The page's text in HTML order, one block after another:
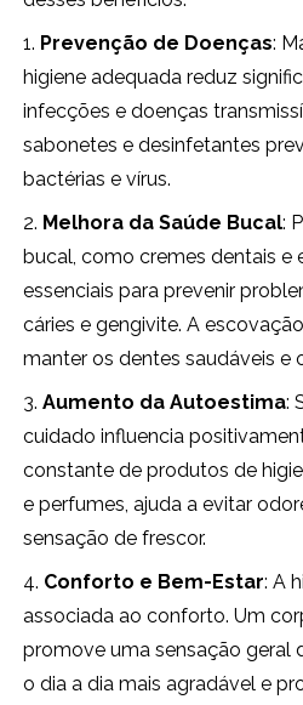
1. Prevenção de Doenças:
higiene adequada reduz
infecções e doenças
sabonetes e desinfetantes
bactérias e vírus.
2. Melhora da Saúde Bucal:
bucal, como cremes dentais e
essenciais para prevenir
cáries e gengivite. A
manter os dentes saudáveis e
3.Aumento da Autoestima:
cuidado influencia
constante de produtos de
e perfumes, ajuda a evitar
sensação de frescor.
4. Conforto e Bem-Estar: A
associada ao conforto. Um
promove uma sensação geral
o dia a dia mais agradável e